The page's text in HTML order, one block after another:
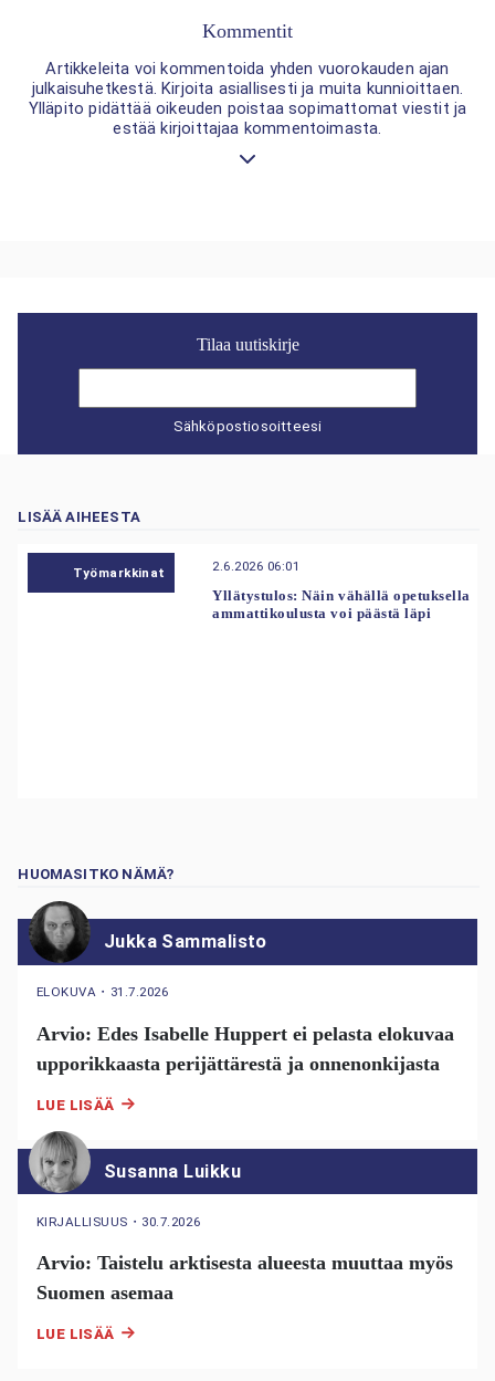
Kommentit
Artikkeleita voi kommentoida yhden vuorokauden ajan
julkaisuhetkestä. Kirjoita asiallisesti ja muita kunnioittaen.
Ylläpito pidättää oikeuden poistaa sopimattomat viestit ja
estää kirjoittajaa kommentoimasta.
Tilaa uutiskirje
Sähköpostiosoitteesi
LISÄÄ AIHEESTA
Työmarkkinat 2.6.2026 06:01
Yllätystulos: Näin vähällä opetuksella
ammattikoulusta voi päästä läpi
HUOMASITKO NÄMÄ?
Jukka Sammalisto
ELOKUVA ・ 31.7.2026
Arvio: Edes Isabelle Huppert ei pelasta elokuvaa
upporikkaasta perijättärestä ja onnenonkijasta
LUE LISÄÄ
Susanna Luikku
KIRJALLISUUS ・ 30.7.2026
Arvio: Taistelu arktisesta alueesta muuttaa myös
Suomen asemaa
LUE LISÄÄ